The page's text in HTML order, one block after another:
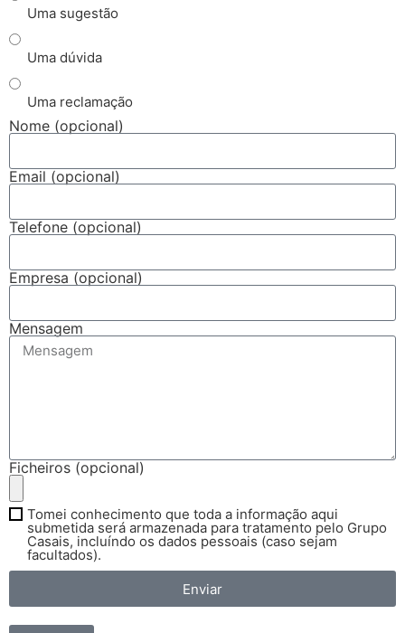
Uma sugestão
Uma dúvida
Uma reclamação
Nome (opcional)
Email (opcional)
Telefone (opcional)
Empresa (opcional)
Mensagem
Ficheiros (opcional)
Tomei conhecimento que toda a informação aqui
submetida será armazenada para tratamento pelo Grupo
Casais, incluíndo os dados pessoais (caso sejam
facultados).
Enviar